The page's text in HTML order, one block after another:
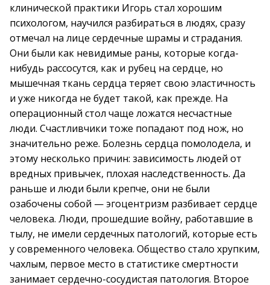
клинической практики Игорь стал хорошим
психологом, научился разбираться в людях, сразу
отмечал на лице сердечные шрамы и страдания.
Они были как невидимые раны, которые когда-
нибудь рассосутся, как и рубец на сердце, но
мышечная ткань сердца теряет свою эластичность
и уже никогда не будет такой, как прежде. На
операционный стол чаще ложатся несчастные
люди. Счастливчики тоже попадают под нож, но
значительно реже. Болезнь сердца помолодела, и
этому несколько причин: зависимость людей от
вредных привычек, плохая наследственность. Да
раньше и люди были крепче, они не были
озабочены собой — эгоцентризм разбивает сердце
человека. Люди, прошедшие войну, работавшие в
тылу, не имели сердечных патологий, которые есть
у современного человека. Общество стало хрупким,
чахлым, первое место в статистике смертности
занимает сердечно-сосудистая патология. Второе